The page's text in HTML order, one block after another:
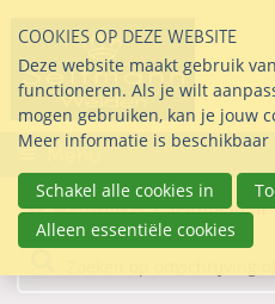
links
over
Direct
naar
inhoud
Direct
naar
het
Menu
Webwinkel Seltmann.nl
COOKIES OP DEZE WEBSITE
Deze website maakt gebruik
functioneren. Als je wilt
mogen gebruiken, kan je jouw
Meer informatie is beschikbaar
Schakel alle cookies in
Alleen essentiële cookies